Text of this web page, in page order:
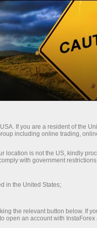
кредит
бири,
қилиш
If you are a resident of the
including online trading,
location is not the US, kindly
with government
in the United States;
the relevant button below. If
open an account with InstaForex